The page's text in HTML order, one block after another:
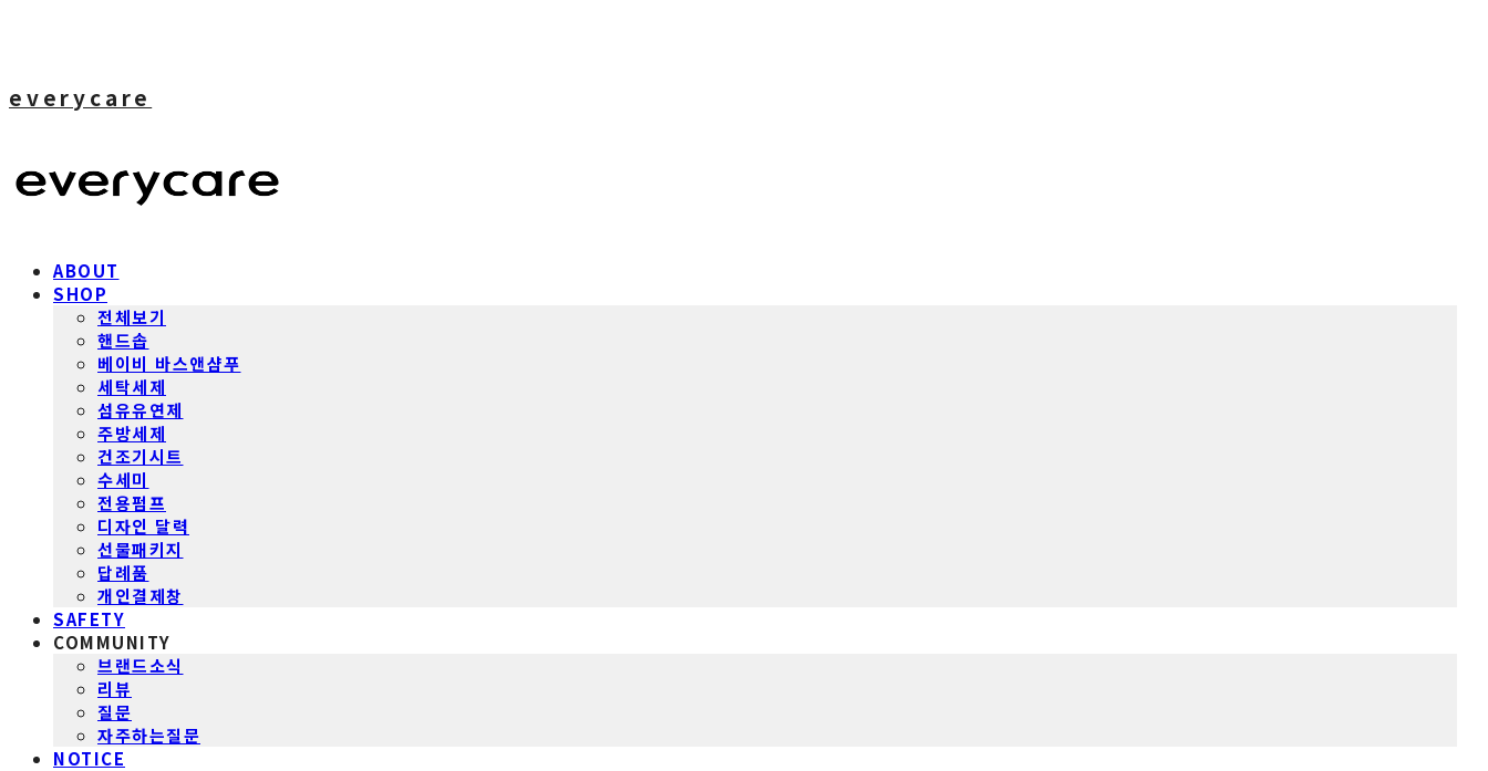
everycare
ABOUT
SHOP
전체보기
핸드솝
베이비 바스앤샴푸
세탁세제
섬유유연제
주방세제
건조기시트
수세미
전용펌프
디자인 달력
선물패키지
답례품
개인결제창
SAFETY
COMMUNITY
브랜드소식
리뷰
질문
자주하는질문
NOTICE